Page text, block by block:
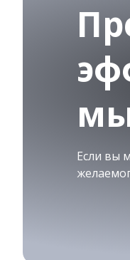
Если вы